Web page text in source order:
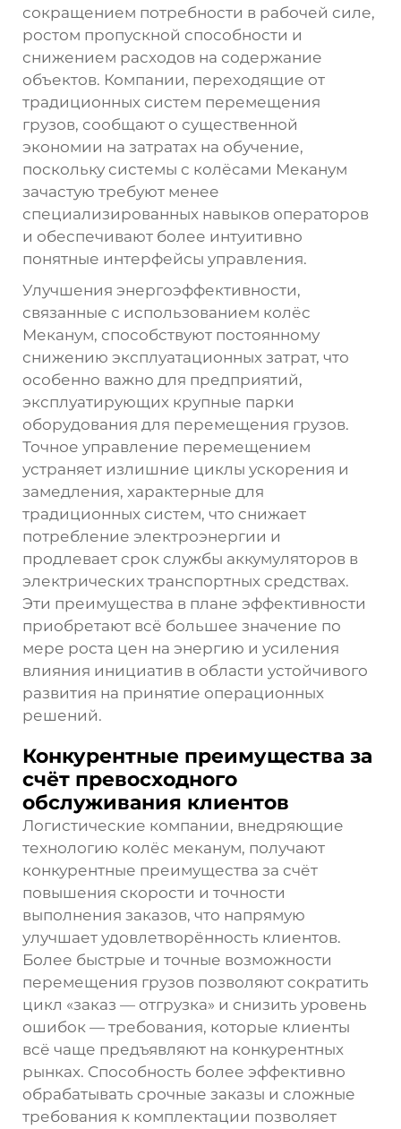
сокращением потребности в рабочей силе,
ростом пропускной способности и
снижением расходов на содержание
объектов. Компании, переходящие от
традиционных систем перемещения
грузов, сообщают о существенной
экономии на затратах на обучение,
поскольку системы с колёсами Меканум
зачастую требуют менее
специализированных навыков операторов
и обеспечивают более интуитивно
понятные интерфейсы управления.
Улучшения энергоэффективности,
связанные с использованием колёс
Меканум, способствуют постоянному
снижению эксплуатационных затрат, что
особенно важно для предприятий,
эксплуатирующих крупные парки
оборудования для перемещения грузов.
Точное управление перемещением
устраняет излишние циклы ускорения и
замедления, характерные для
традиционных систем, что снижает
потребление электроэнергии и
продлевает срок службы аккумуляторов в
электрических транспортных средствах.
Эти преимущества в плане эффективности
приобретают всё большее значение по
мере роста цен на энергию и усиления
влияния инициатив в области устойчивого
развития на принятие операционных
решений.
Конкурентные преимущества за
счёт превосходного
обслуживания клиентов
Логистические компании, внедряющие
технологию колёс меканум, получают
конкурентные преимущества за счёт
повышения скорости и точности
выполнения заказов, что напрямую
улучшает удовлетворённость клиентов.
Более быстрые и точные возможности
перемещения грузов позволяют сократить
цикл «заказ — отгрузка» и снизить уровень
ошибок — требования, которые клиенты
всё чаще предъявляют на конкурентных
рынках. Способность более эффективно
обрабатывать срочные заказы и сложные
требования к комплектации позволяет